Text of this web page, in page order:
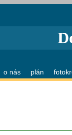
o nás plán